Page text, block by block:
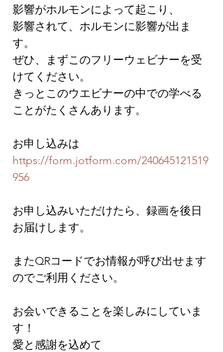
影響がホルモンによって起こり、
影響されて、ホルモンに影響が出ま
す。
ぜひ、まずこのフリーウェビナーを受
けてください。
きっとこのウエビナーの中での学べる
ことがたくさんあります。
お申し込みは
https://form.jotform.com/240645121519
956
お申し込みいただけたら、録画を後日
お届けします。
またQRコードでお情報が呼び出せます
のでご利用ください。
お会いできることを楽しみにしていま
す！
愛と感謝を込めて